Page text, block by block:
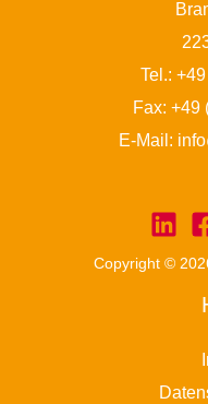
Tel.:
Fax: +49
E-Mail:
Copyright ©